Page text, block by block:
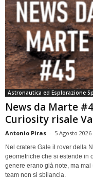
Astronautica ed Esplorazione
News da Marte
Curiosity risale
Antonio Piras - 5 Agosto 2026
Nel cratere Gale il rover della
geometriche che si estende in
genere erano già note, ma
team non si sbilancia.